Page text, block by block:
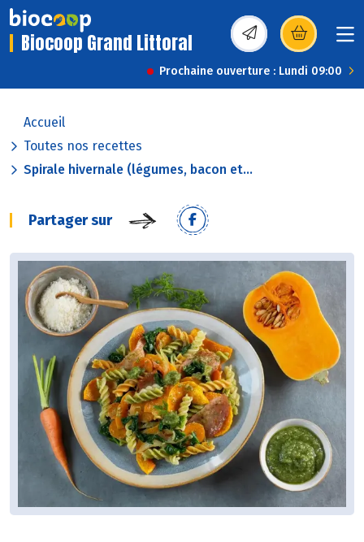
Biocoop Grand Littoral (s’ouvre dans une
Prochaine ouverture : Lundi 09:00
Accueil
Toutes nos recettes
Spirale hivernale (légumes, bacon et...
Partager sur